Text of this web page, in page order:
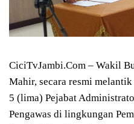
CiciTvJambi.Com – Wakil
Mahir, secara resmi
5 (lima) Pejabat
Pengawas di lingkungan